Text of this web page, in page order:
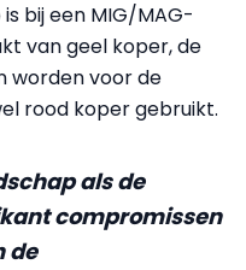
bij een MIG/MAG-
van geel koper, de
worden voor de
rood koper gebruikt.
als de
compromissen
de